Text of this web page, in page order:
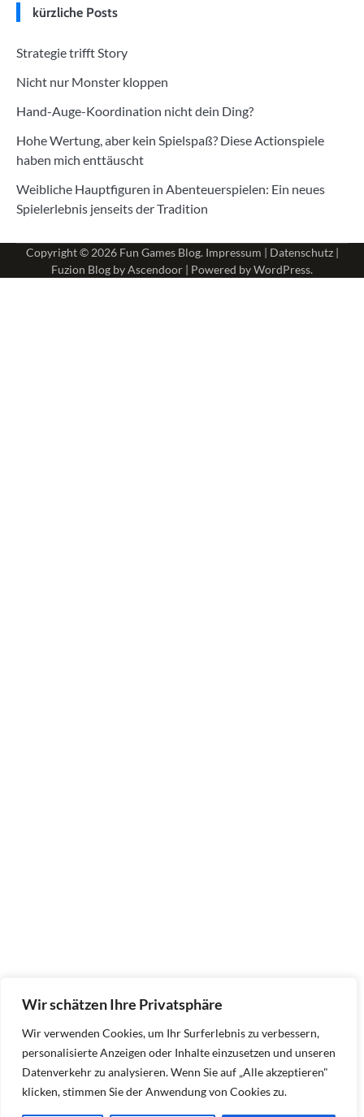
Wir schätzen Ihre Privatsphäre
Wir verwenden Cookies, um Ihr Surferlebnis zu verbessern,
personalisierte Anzeigen oder Inhalte einzusetzen und unseren
Datenverkehr zu analysieren. Wenn Sie auf „Alle akzeptieren"
klicken, stimmen Sie der Anwendung von Cookies zu.
kürzliche Posts
Strategie trifft Story
Nicht nur Monster kloppen
Hand-Auge-Koordination nicht dein Ding?
Hohe Wertung, aber kein Spielspaß? Diese Actionspiele
haben mich enttäuscht
Weibliche Hauptfiguren in Abenteuerspielen: Ein neues
Spielerlebnis jenseits der Tradition
Copyright © 2026 Fun Games Blog. Impressum | Datenschutz|
Fuzion Blog byAscendoor | Powered byWordPress.